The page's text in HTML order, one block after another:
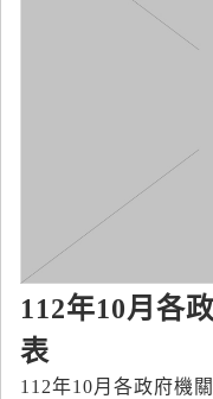
112年10月各
表
112年10月各政府機